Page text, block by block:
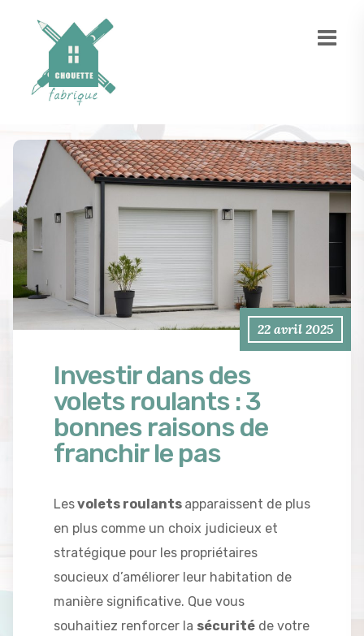
22 avril 2025
Investir dans des
volets roulants : 3
bonnes raisons de
franchir le pas
Lesvolets roulants apparaissent de plus
en plus comme un choix judicieux et
stratégique pour les propriétaires
soucieux d’améliorer leur habitation de
manière significative. Que vous
souhaitiez renforcer la sécurité de votre